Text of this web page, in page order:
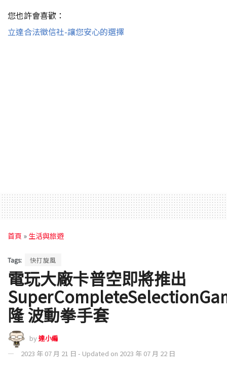
您也許會喜歡：
立達合法徵信社-讓您安心的選擇
首頁 » 生活與旅遊
Tags: 快打旋風
電玩大廠卡普空即將推出
隆 波動拳手套
by達小編
2023 年 07 月 21 日 - Updated on 2023 年 07 月 22 日